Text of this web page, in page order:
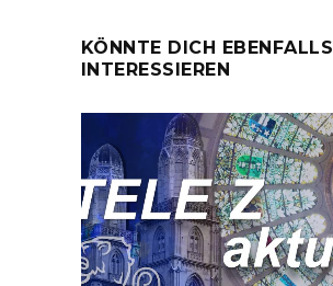
KÖNNTE DICH EBENFALLS
INTERESSIEREN